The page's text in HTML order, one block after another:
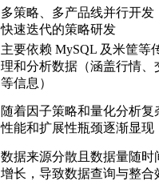
多策略、多产品线并行开发
快速迭代的策略研发
主要依赖 MySQL 及米筐等
理和分析数据（涵盖行情、
等信息）
随着因子策略和量化分析复
性能和扩展性瓶颈逐渐显现
数据来源分散且数据量随时
增长，导致数据查询与整合